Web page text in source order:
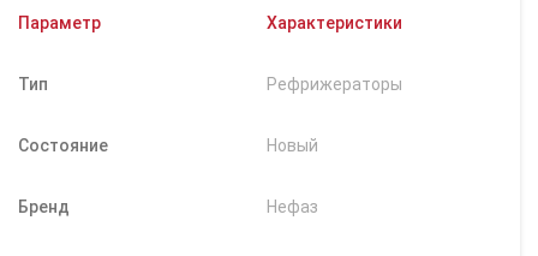
Параметр Характеристики
Тип Рефрижераторы
Состояние Новый
Бренд Нефаз